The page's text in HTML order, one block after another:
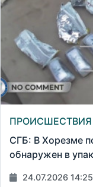
ПРОИСШЕСТВИЯ
СГБ: В Хорезме
обнаружен в
24.07.2026 14:25